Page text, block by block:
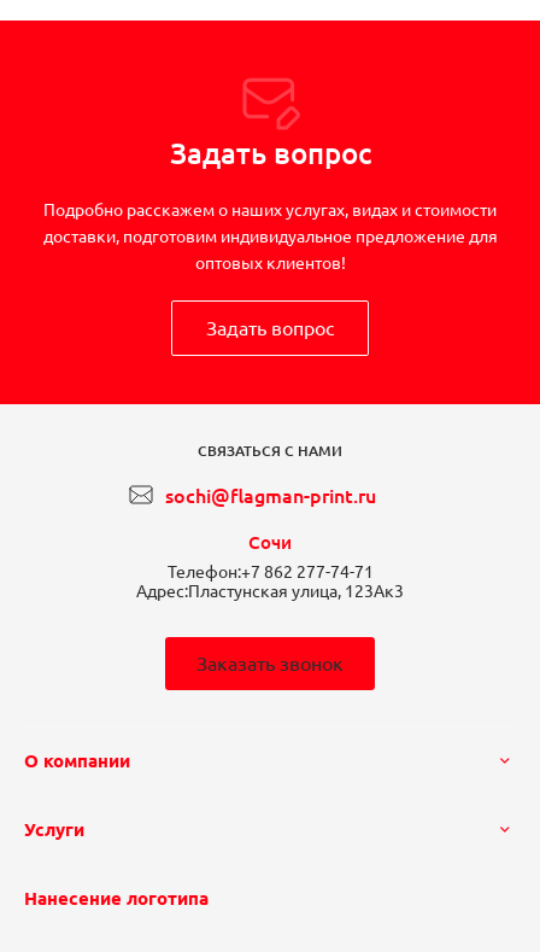
Задать вопрос
Подробно расскажем о наших услугах, видах и стоимости
доставки, подготовим индивидуальное предложение для
оптовых клиентов!
Задать вопрос
СВЯЗАТЬСЯ С НАМИ
sochi@flagman-print.ru
Сочи
Телефон:+7 862 277-74-71
Адрес:Пластунская улица, 123Ак3
Заказать звонок
О компании
Услуги
Нанесение логотипа